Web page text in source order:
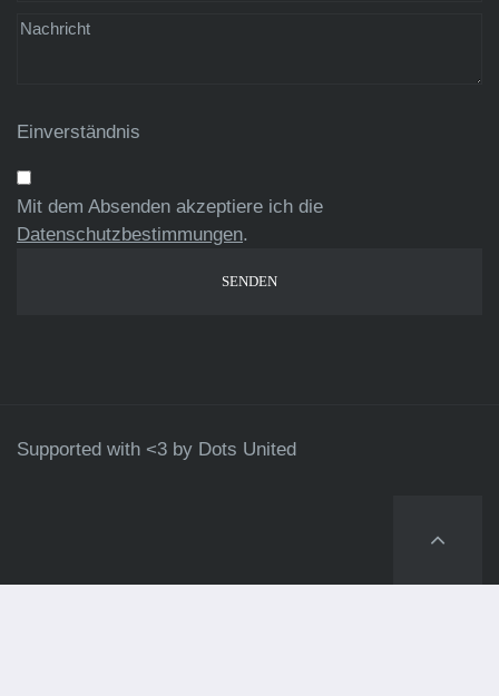
Einverständnis
Mit dem Absenden akzeptiere ich die
Datenschutzbestimmungen.
Supported with <3 by Dots United